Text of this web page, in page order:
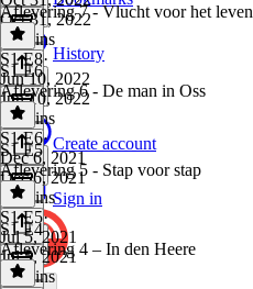
History
Create account
Sign in
Oct 31, 2022
23 mins
Aflevering 7 - Vlucht voor het leven
S1 E8·
Jun 10, 2022
Jun 10, 2022
29 mins
S1 E6
Aflevering 6 - De man in Oss
S1 E6·
Dec 6, 2021
Dec 6, 2021
33 mins
S1 E5
Aflevering 5 - Stap voor stap
S1 E5·
Jul 5, 2021
Jul 5, 2021
28 mins
S1 E4
Aflevering 4 – In den Heere